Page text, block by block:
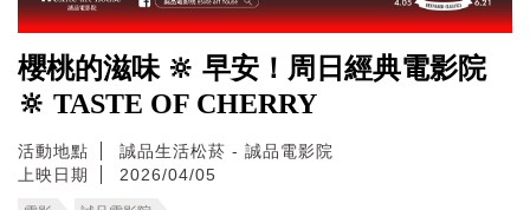
櫻桃的滋味 🔆 早安！周日經典電影院
🔆 TASTE OF CHERRY
活動地點
誠品生活松菸 - 誠品電影院
上映日期
2026/04/05